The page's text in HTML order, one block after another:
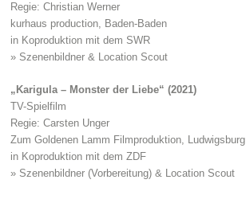
Regie: Christian Werner
kurhaus production, Baden-Baden
in Koproduktion mit dem SWR
» Szenenbildner & Location Scout
„Karigula – Monster der Liebe“ (2021)
TV-Spielfilm
Regie: Carsten Unger
Zum Goldenen Lamm Filmproduktion, Ludwigsburg
in Koproduktion mit dem ZDF
» Szenenbildner (Vorbereitung) & Location Scout